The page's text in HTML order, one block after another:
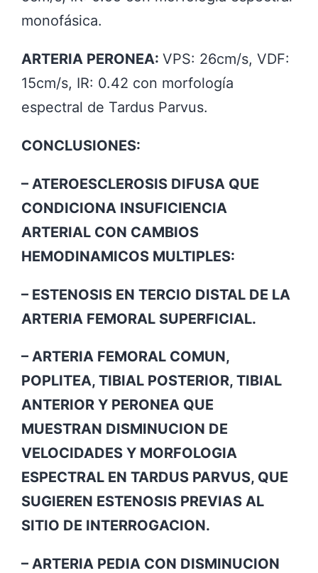
monofásica.
ARTERIA PERONEA: VPS: 26cm/s, VDF:
15cm/s, IR: 0.42 con morfología
espectral de Tardus Parvus.
CONCLUSIONES:
– ATEROESCLEROSIS DIFUSA QUE
CONDICIONA INSUFICIENCIA
ARTERIAL CON CAMBIOS
HEMODINAMICOS MULTIPLES:
– ESTENOSIS EN TERCIO DISTAL DE LA
ARTERIA FEMORAL SUPERFICIAL.
– ARTERIA FEMORAL COMUN,
POPLITEA, TIBIAL POSTERIOR, TIBIAL
ANTERIOR Y PERONEA QUE
MUESTRAN DISMINUCION DE
VELOCIDADES Y MORFOLOGIA
ESPECTRAL EN TARDUS PARVUS, QUE
SUGIEREN ESTENOSIS PREVIAS AL
SITIO DE INTERROGACION.
– ARTERIA PEDIA CON DISMINUCION